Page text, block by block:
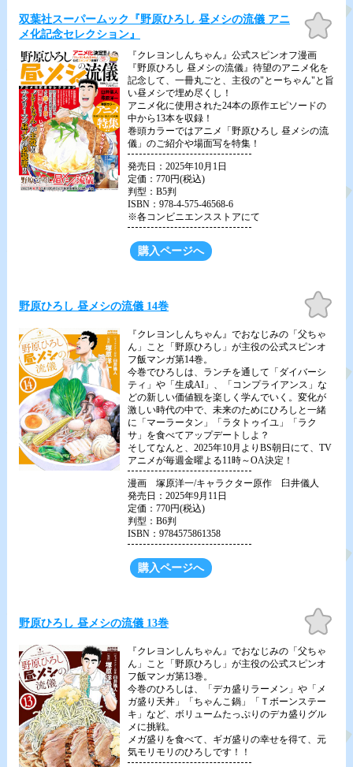
双葉社スーパームック『野原ひろし 昼メシの流儀 アニ
メ化記念セレクション』
お気
に入
『クレヨンしんちゃん』公式スピンオフ漫画
『野原ひろし 昼メシの流儀』待望のアニメ化を
記念して、一冊丸ごと、主役の"とーちゃん"と旨
い昼メシで埋め尽くし！
アニメ化に使用された24本の原作エピソードの
中から13本を収録！
巻頭カラーではアニメ「野原ひろし 昼メシの流
儀」のご紹介や場面写を特集！
発売日：2025年10月1日
定価：770円(税込)
判型：B5判
ISBN：978-4-575-46568-6
※各コンビニエンスストアにて
購入ページへ
野原ひろし 昼メシの流儀 14巻
お気
に入
『クレヨンしんちゃん』でおなじみの「父ちゃ
ん」こと「野原ひろし」が主役の公式スピンオ
フ飯マンガ第14巻。
今巻でひろしは、ランチを通して「ダイバーシ
ティ」や「生成AI」、「コンプライアンス」な
どの新しい価値観を楽しく学んでいく。変化が
激しい時代の中で、未来のためにひろしと一緒
に「マーラータン」「ラタトゥイユ」「ラク
サ」を食べてアップデートしよ？
そしてなんと、2025年10月よりBS朝日にて、TV
アニメが毎週金曜よる11時～OA決定！
漫画 塚原洋一/キャラクター原作 臼井儀人
発売日：2025年9月11日
定価：770円(税込)
判型：B6判
ISBN：9784575861358
購入ページへ
野原ひろし 昼メシの流儀 13巻
お気
に入
『クレヨンしんちゃん』でおなじみの「父ちゃ
ん」こと「野原ひろし」が主役の公式スピンオ
フ飯マンガ第13巻。
今巻のひろしは、「デカ盛りラーメン」や「メ
ガ盛り天丼」「ちゃんこ鍋」「Ｔボーンステー
キ」など、ボリュームたっぷりのデカ盛りグル
メに挑戦。
メガ盛りを食べて、ギガ盛りの幸せを得て、元
気モリモリのひろしです！！